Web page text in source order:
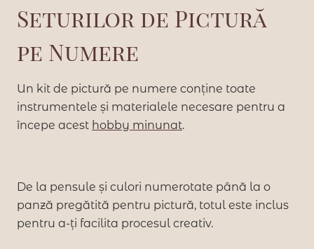
Seturilor de Pictură
pe Numere
Un kit de pictură pe numere conține toate
instrumentele și materialele necesare pentru a
începe acest hobby minunat.
De la pensule și culori numerotate până la o
panză pregătită pentru pictură, totul este inclus
pentru a-ți facilita procesul creativ.